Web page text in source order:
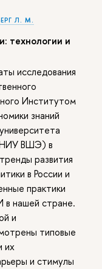
Л. М.
технологии и
исследования
Институтом
знаний
НИУ ВШЭ)
развития
в России и
практики
в нашей стране.
и
типовые
их
и стимулы